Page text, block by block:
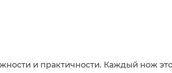
и практичности. Каждый нож